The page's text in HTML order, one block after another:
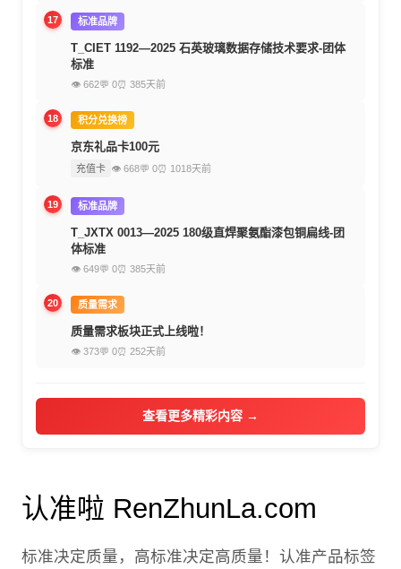
17 标准品牌
T_CIET 1192—2025 石英玻璃数据存储技术要求-团体
标准
👁 662💬 0⏰ 385天前
18 积分兑换榜
京东礼品卡100元
充值卡 👁 668💬 0⏰ 1018天前
19 标准品牌
T_JXTX 0013—2025 180级直焊聚氨酯漆包铜扁线-团
体标准
👁 649💬 0⏰ 385天前
20 质量需求
质量需求板块正式上线啦！
👁 373💬 0⏰ 252天前
查看更多精彩内容 →
认准啦 RenZhunLa.com
标准决定质量，高标准决定高质量！认准产品标签